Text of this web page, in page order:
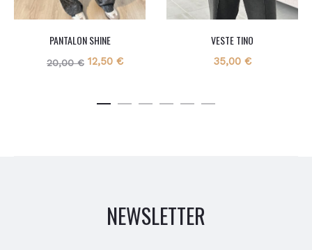
PANTALON SHINE
20,00€ Le
initial
12,50 €Le
actuel
VESTE TINO
35,00 €
NEWSLETTER